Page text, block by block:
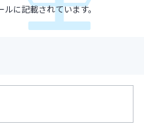
に記載されています。